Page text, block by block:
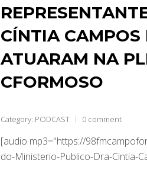
CÍNTIA CAMPOS
ATUARAM NA
CFORMOSO
Category: PODCAST 0 comment
[audio mp3="https://
do-Ministerio-Publico-Dra-Cintia-